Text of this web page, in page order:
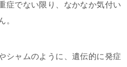
症でない限り、なかなか気付い
。
シャムのように、遺伝的に発症